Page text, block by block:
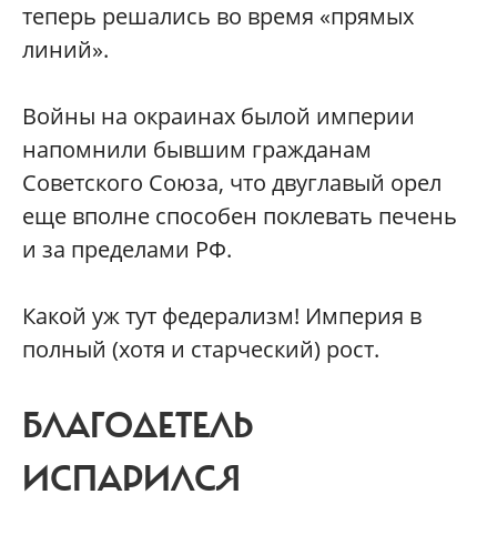
теперь решались во время «прямых
линий».
Войны на окраинах былой империи
напомнили бывшим гражданам
Советского Союза, что двуглавый орел
еще вполне способен поклевать печень
и за пределами РФ.
Какой уж тут федерализм! Империя в
полный (хотя и старческий) рост.
БЛАГОДЕТЕЛЬ
ИСПАРИЛСЯ